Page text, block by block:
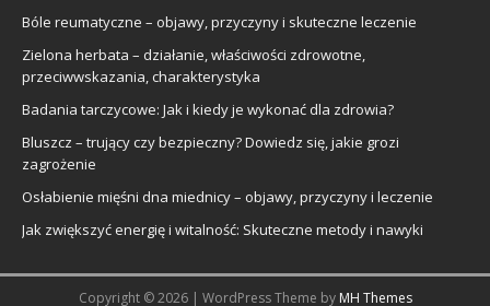
Bóle reumatyczne – objawy, przyczyny i skuteczne leczenie
Zielona herbata – działanie, właściwości zdrowotne,
przeciwwskazania, charakterystyka
Badania tarczycowe: Jak i kiedy je wykonać dla zdrowia?
Bluszcz – trujący czy bezpieczny? Dowiedz się, jakie grozi
zagrożenie
Osłabienie mięśni dna miednicy – objawy, przyczyny i leczenie
Jak zwiększyć energię i witalność: Skuteczne metody i nawyki
Copyright © 2026 | WordPress Theme by MH Themes